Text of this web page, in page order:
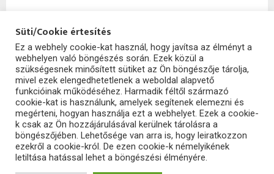
SzoftHub
Süti/Cookie értesítés
Ez a webhely cookie-kat használ, hogy javítsa az élményt a
webhelyen való böngészés során. Ezek közül a
szükségesnek minősített sütiket az Ön böngészője tárolja,
mivel ezek elengedhetetlenek a weboldal alapvető
funkcióinak működéséhez. Harmadik féltől származó
cookie-kat is használunk, amelyek segítenek elemezni és
megérteni, hogyan használja ezt a webhelyet. Ezek a cookie-
k csak az Ön hozzájárulásával kerülnek tárolásra a
böngészőjében. Lehetősége van arra is, hogy leiratkozzon
ezekről a cookie-król. De ezen cookie-k némelyikének
letiltása hatással lehet a böngészési élményére.